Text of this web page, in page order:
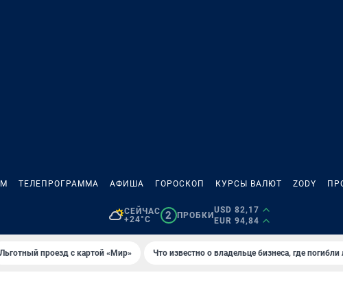
ТЕЛЕПРОГРАММА АФИША ГОРОСКОП КУРСЫ ВАЛЮТ ZODY
СЕЙЧАС
+24°C
2 ПРОБКИ
USD 82,17
EUR 94,84
Льготный проезд с картой «Мир» Что известно о владельце бизнеса, где